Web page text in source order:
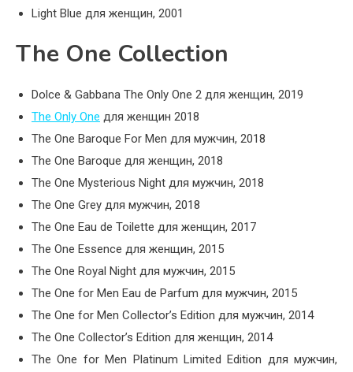
Light Blue для женщин, 2001
The One Collection
Dolce & Gabbana The Only One 2 для женщин, 2019
The Only One для женщин 2018
The One Baroque For Men для мужчин, 2018
The One Baroque для женщин, 2018
The One Mysterious Night для мужчин, 2018
The One Grey для мужчин, 2018
The One Eau de Toilette для женщин, 2017
The One Essence для женщин, 2015
The One Royal Night для мужчин, 2015
The One for Men Eau de Parfum для мужчин, 2015
The One for Men Collector’s Edition для мужчин, 2014
The One Collector’s Edition для женщин, 2014
The One for Men Platinum Limited Edition для мужчин,